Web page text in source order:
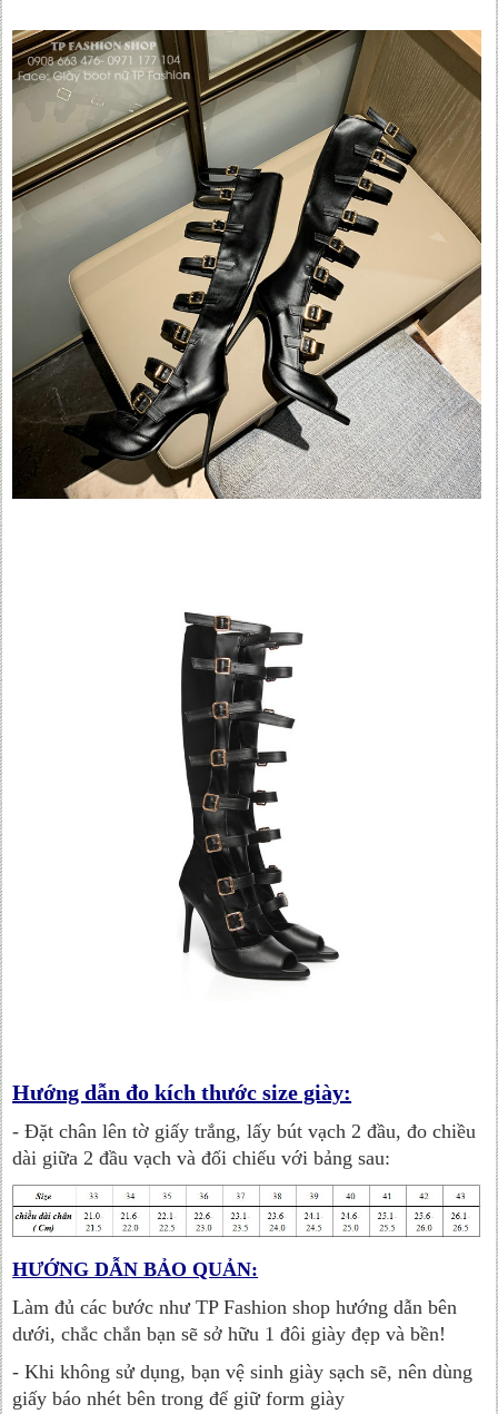
Hướng dẫn đo kích thước size giày:
- Đặt chân lên tờ giấy trắng, lấy bút vạch 2 đầu, đo chiều
dài giữa 2 đầu vạch và đối chiếu với bảng sau:
HƯỚNG DẪN BẢO QUẢN:
Làm đủ các bước như TP Fashion shop hướng dẫn bên
dưới, chắc chắn bạn sẽ sở hữu 1 đôi giày đẹp và bền!
- Khi không sử dụng, bạn vệ sinh giày sạch sẽ, nên dùng
giấy báo nhét bên trong để giữ form giày